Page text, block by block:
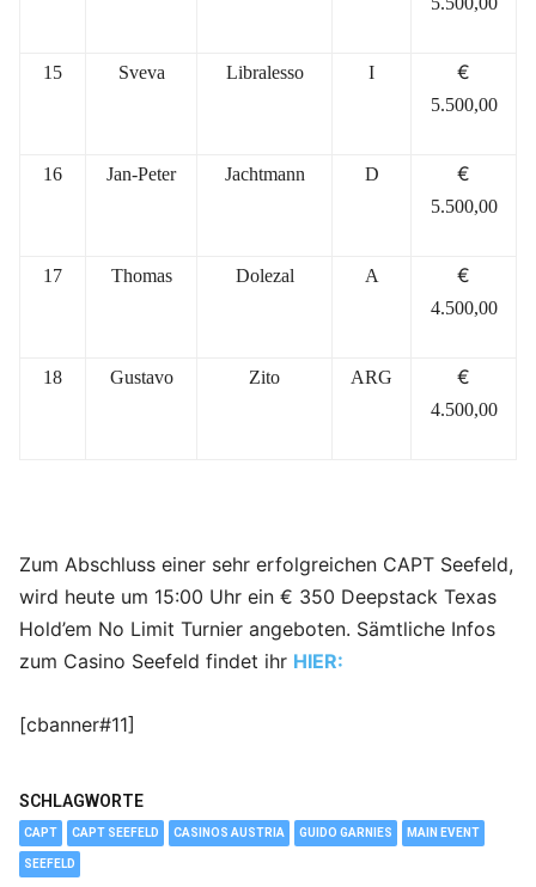
15 Sveva Libralesso I €
5.500,00
16 Jan-Peter Jachtmann D €
5.500,00
17 Thomas Dolezal A €
4.500,00
18 Gustavo Zito ARG €
4.500,00
Zum Abschluss einer sehr erfolgreichen CAPT Seefeld,
wird heute um 15:00 Uhr ein € 350 Deepstack Texas
Hold’em No Limit Turnier angeboten. Sämtliche Infos
zum Casino Seefeld findet ihr HIER:
[cbanner#11]
SCHLAGWORTE
CAPT CAPT SEEFELD CASINOS AUSTRIA GUIDO GARNIES MAIN EVENT
SEEFELD